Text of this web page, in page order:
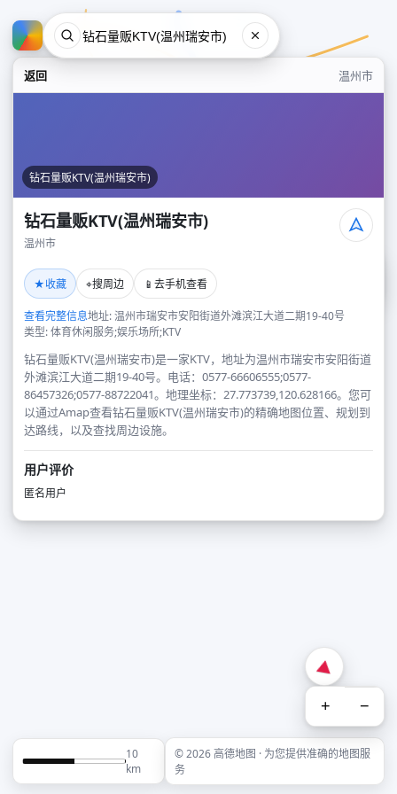
返回 温州市
钻石量贩KTV(温州瑞安市)
钻石量贩KTV(温州瑞安市)
温州市
★收藏 ⌖搜周边 📱 去手机查看
查看完整信息地址: 温州市瑞安市安阳街道外滩滨江大道二期19-40号
类型: 体育休闲服务;娱乐场所;KTV
钻石量贩KTV(温州瑞安市)是一家KTV，地址为温州市瑞安市安阳街道
外滩滨江大道二期19-40号。电话：0577-66606555;0577-
86457326;0577-88722041。地理坐标：27.773739,120.628166。您可
以通过Amap查看钻石量贩KTV(温州瑞安市)的精确地图位置、规划到
达路线，以及查找周边设施。
用户评价
匿名用户
+ −
10
km
© 2026 高德地图 · 为您提供准确的地图服
务